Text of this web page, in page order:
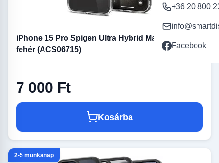
+36 20 800
Facebook
iPhone 15 Pro Spigen Ultra Hybrid MagSafe tok
fehér (ACS06715)
7 000 Ft
Kosárba
2-5 munkanap